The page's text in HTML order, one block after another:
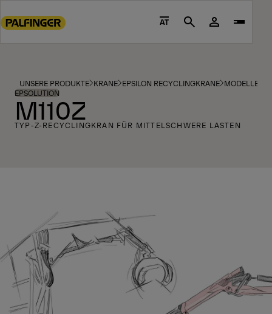
to
footer
content
AT Search
UNSERE PRODUKTE KRANE EPSILON RECYCLINGKRANE MODELLE
EPSOLUTION
M110Z
TYP-Z-RECYCLINGKRAN FÜR MITTELSCHWERE LASTEN